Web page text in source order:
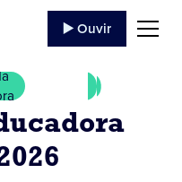
▶️ Ouvir